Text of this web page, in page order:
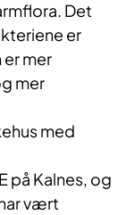
Det
er
er mer
mer
med
på Kalnes, og
vært